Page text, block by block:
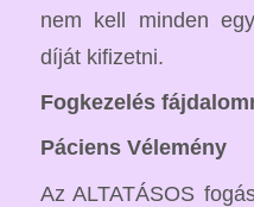
nem kell minden
díját kifizetni.
Fogkezelés
Páciens Vélemény
Az ALTATÁSOS